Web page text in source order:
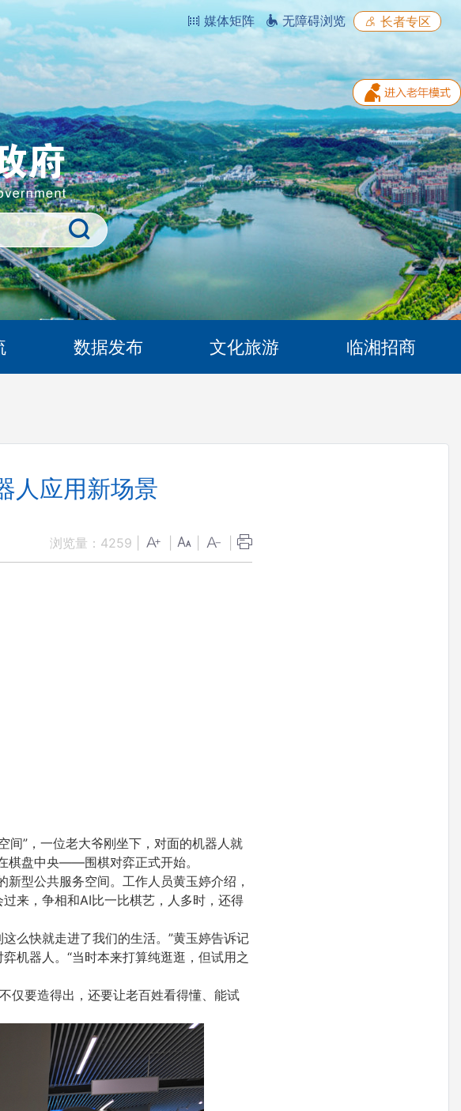
媒体矩阵 无障碍浏览 长者专区
数据发布 文化旅游 临湘招商
人应用新场景
浏览量： 4259
间”，一位老大爷刚坐下，对面的机器人就
棋盘中央——围棋对弈正式开始。
型公共服务空间。工作人员黄玉婷介绍，
来，争相和AI比一比棋艺，人多时，还得
么快就走进了我们的生活。”黄玉婷告诉记
机器人。“当时本来打算纯逛逛，但试用之
要造得出，还要让老百姓看得懂、能试